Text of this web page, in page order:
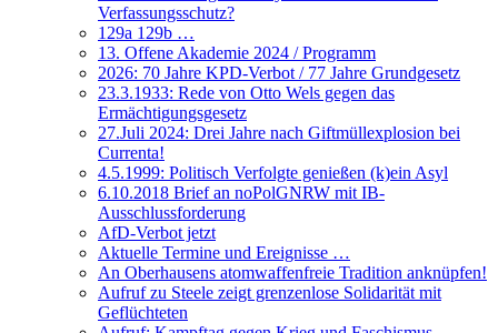
Verfassungsschutz?
129a 129b …
13. Offene Akademie 2024 / Programm
2026: 70 Jahre KPD-Verbot / 77 Jahre Grundgesetz
23.3.1933: Rede von Otto Wels gegen das
Ermächtigungsgesetz
27.Juli 2024: Drei Jahre nach Giftmüllexplosion bei
Currenta!
4.5.1999: Politisch Verfolgte genießen (k)ein Asyl
6.10.2018 Brief an noPolGNRW mit IB-
Ausschlussforderung
AfD-Verbot jetzt
Aktuelle Termine und Ereignisse …
An Oberhausens atomwaffenfreie Tradition anknüpfen!
Aufruf zu Steele zeigt grenzenlose Solidarität mit
Geflüchteten